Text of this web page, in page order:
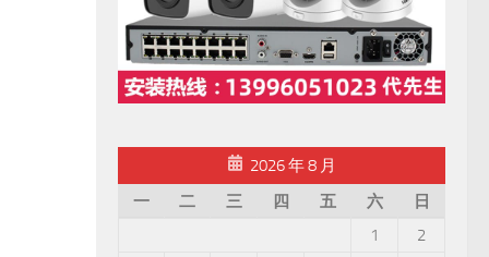
2026 年 8 月
一
二 三 四 五 六
日
1
2